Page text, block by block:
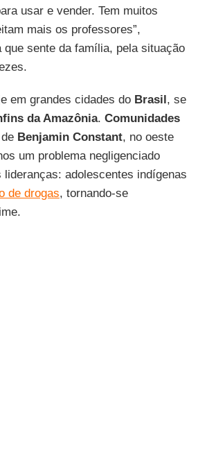
usar e vender. Tem muitos
mais os professores”,
sente da família, pela situação
em grandes cidades do Brasil, se
da Amazônia. Comunidades
Benjamin Constant, no oeste
um problema negligenciado
adolescentes indígenas
de drogas, tornando-se